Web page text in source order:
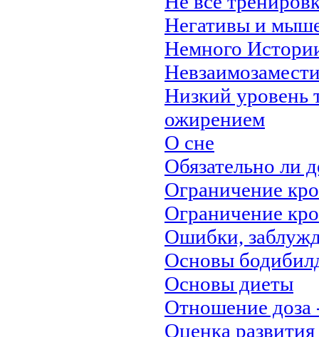
Негативы и
Немного
Низкий уровень
ожирением
О сне
Обязательно ли
Ограничение
Ограничение
Ошибки,
Основы
Основы диеты
Отношение доза
Оценка